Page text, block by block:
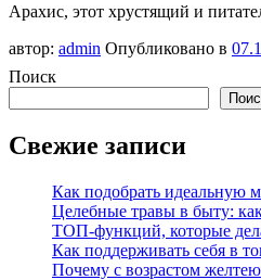
Арахис, этот хрустящий и
автор: admin Опубликовано в
Поиск
Свежие записи
Как подобрать идеальную
Целебные травы в быту:
ТОП-функций, которые
Как поддерживать себя в
Почему с возрастом